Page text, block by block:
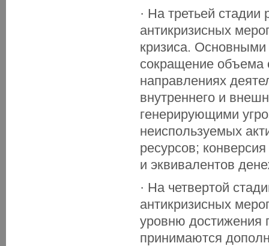
· На третьей
антикризисных
кризиса.
сокращение объема
направлениях
внутреннего и
генерирующими
неиспользуемых
ресурсов;
и эквивалентов
· На четвертой
антикризисных
уровню достижения
принимаются